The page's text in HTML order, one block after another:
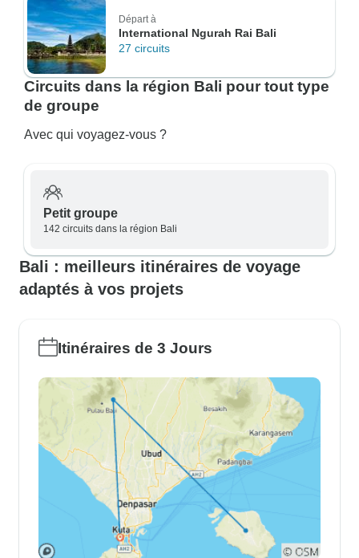
Départ à
International Ngurah Rai Bali
27 circuits
Circuits dans la région Bali pour tout type
de groupe
Avec qui voyagez-vous ?
Petit groupe
142 circuits dans la région Bali
Bali : meilleurs itinéraires de voyage
adaptés à vos projets
Itinéraires de 3 Jours